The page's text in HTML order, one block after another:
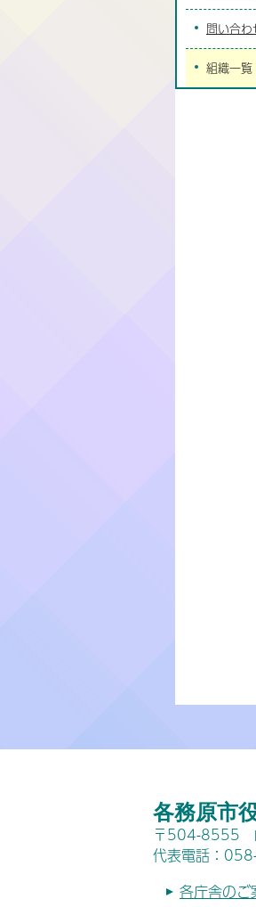
問い合わ
組織一覧
各務原市
〒504-8555
代表電話：
各庁舎のご